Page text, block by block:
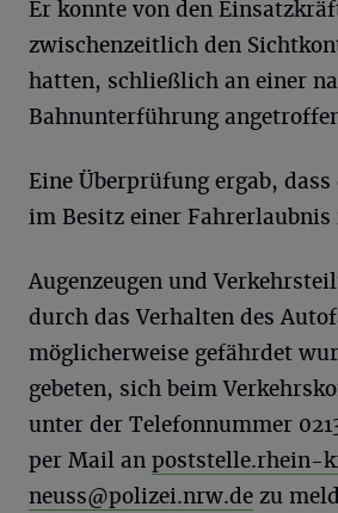
Er konnte von den
zwischenzeitlich den
hatten, schließlich an einer
Bahnunterführung
Eine Überprüfung ergab,
im Besitz einer Fahrerlaubnis
Augenzeugen und
durch das Verhalten des
möglicherweise gefährdet
gebeten, sich beim
unter der Telefonnummer
per Mail an poststelle.rhein-
neuss@polizei.nrw.de zu